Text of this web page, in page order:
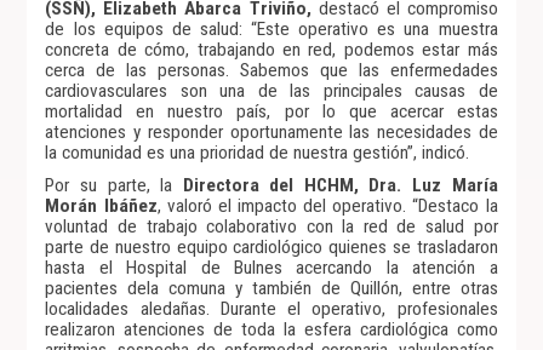
(SSÑ), Elizabeth Abarca Triviño, destacó el compromiso
de los equipos de salud: “Este operativo es una muestra
concreta de cómo, trabajando en red, podemos estar más
cerca de las personas. Sabemos que las enfermedades
cardiovasculares son una de las principales causas de
mortalidad en nuestro país, por lo que acercar estas
atenciones y responder oportunamente las necesidades de
la comunidad es una prioridad de nuestra gestión”, indicó.
Por su parte, la Directora del HCHM, Dra. Luz María
Morán Ibáñez, valoró el impacto del operativo. “Destaco la
voluntad de trabajo colaborativo con la red de salud por
parte de nuestro equipo cardiológico quienes se trasladaron
hasta el Hospital de Bulnes acercando la atención a
pacientes dela comuna y también de Quillón, entre otras
localidades aledañas. Durante el operativo, profesionales
realizaron atenciones de toda la esfera cardiológica como